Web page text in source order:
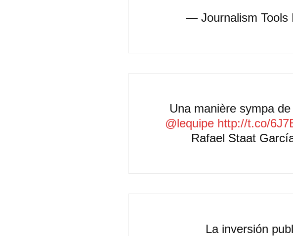
— Journalism Tools
Una manière sympa
@lequipe http://t.co/
Rafael Staat
La inversión